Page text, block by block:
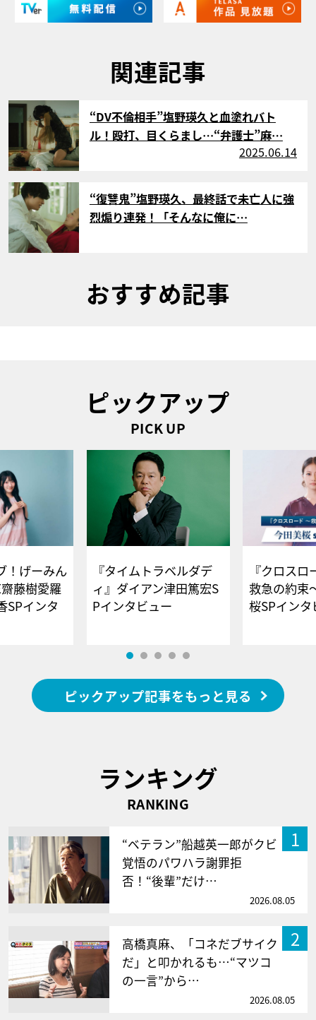
関連記事
サムネイル
“DV不倫相手”塩野瑛久と血塗れバト
ル！殴打、目くらまし…“弁護士”麻…
2025.06.14
サムネイル
“復讐鬼”塩野瑛久、最終話で未亡人に強
烈煽り連発！「そんなに俺に…
おすすめ記事
ピックアップ
PICK UP
！げーみん
藤樹愛羅
SPインタ
『タイムトラベルダデ
ィ』ダイアン津田篤宏S
Pインタビュー
『クロス
救急の約束
桜SPイ
ピックアップ記事をもっと見る
ランキング
RANKING
1
“ベテラン”船越英一郎がクビ
覚悟のパワハラ謝罪拒
否！“後輩”だけ…
2026.08.05
2
高橋真麻、「コネだブサイク
だ」と叩かれるも…“マツコ
の一言”から…
2026.08.05